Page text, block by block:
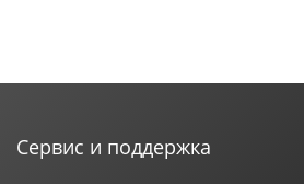
Сервис и поддержка